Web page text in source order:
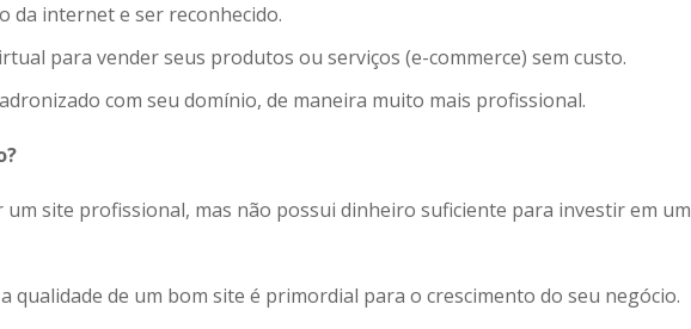
da internet e ser reconhecido.
para vender seus produtos ou serviços (e-commerce) sem custo.
com seu domínio, de maneira muito mais profissional.
um site profissional, mas não possui dinheiro suficiente para investir em um
qualidade de um bom site é primordial para o crescimento do seu negócio.